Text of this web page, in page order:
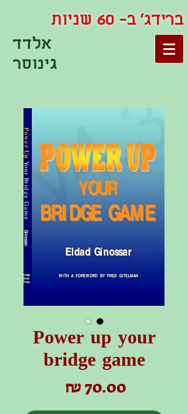
ברידג' ב- 60 שניות
אלדד
גינוסר
Power up your
bridge game